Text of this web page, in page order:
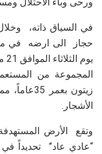
في السياق ذاته،
حجاز الى ارضه في
زيتون
الأشجار.
“عادي عاد” تحديداً